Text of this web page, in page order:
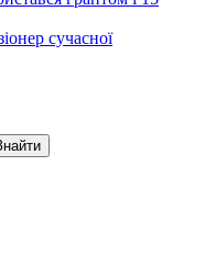
сучасної